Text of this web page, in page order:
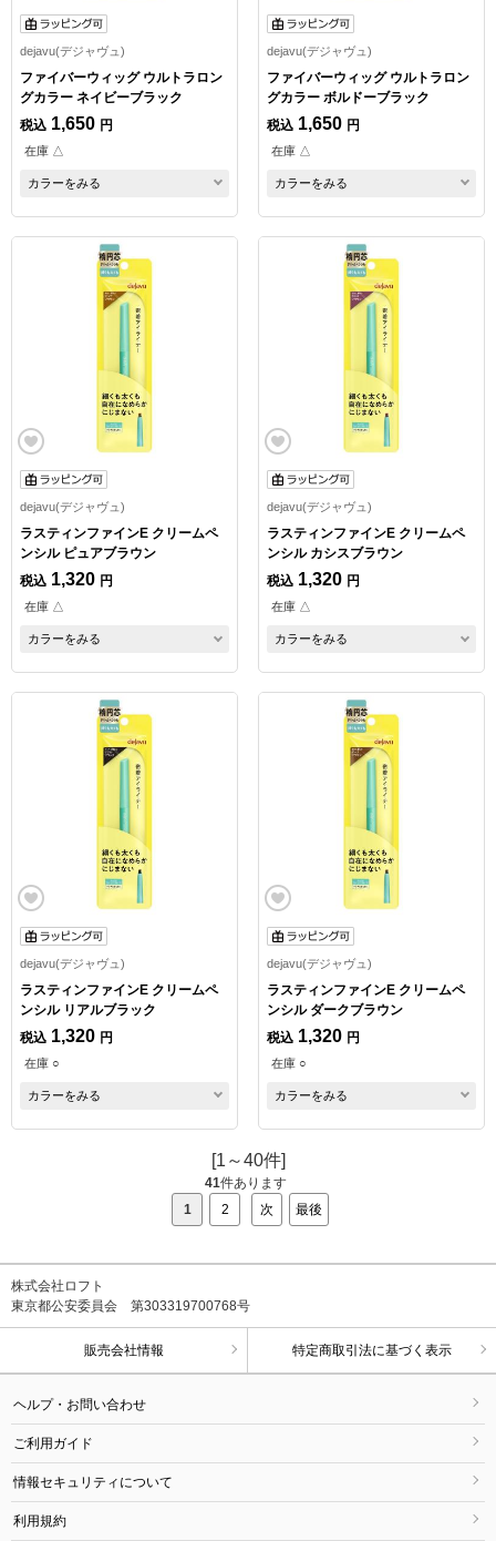
dejavu(デジャヴュ)
ファイバーウィッグ ウルトラロン
グカラー ネイビーブラック
税込 1,650 円
在庫 △
カラーをみる
dejavu(デジャヴュ)
ファイバーウィッグ ウルトラロン
グカラー ボルドーブラック
税込 1,650 円
在庫 △
カラーをみる
dejavu(デジャヴュ)
ラスティンファインE クリームペ
ンシル ピュアブラウン
税込 1,320 円
在庫 △
カラーをみる
dejavu(デジャヴュ)
ラスティンファインE クリームペ
ンシル カシスブラウン
税込 1,320 円
在庫 △
カラーをみる
dejavu(デジャヴュ)
ラスティンファインE クリームペ
ンシル リアルブラック
税込 1,320 円
在庫 ○
カラーをみる
dejavu(デジャヴュ)
ラスティンファインE クリームペ
ンシル ダークブラウン
税込 1,320 円
在庫 ○
カラーをみる
[1～40件]
41件あります
1
2 次 最後
株式会社ロフト
東京都公安委員会 第303319700768号
販売会社情報 特定商取引法に基づく表示
ヘルプ・お問い合わせ
ご利用ガイド
情報セキュリティについて
利用規約